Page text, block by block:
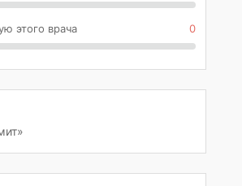
этого врача 0